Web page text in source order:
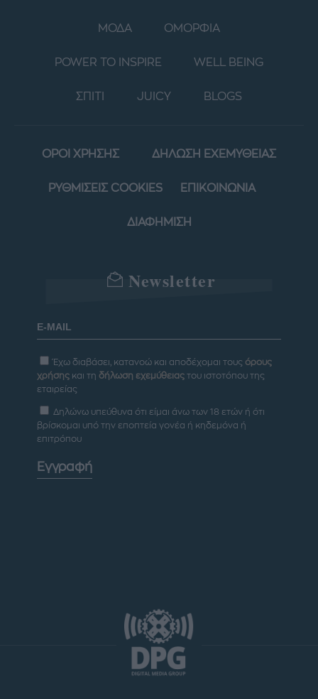
ΜΟΔΑ ΟΜΟΡΦΙΑ
POWER TO INSPIRE WELL BEING
ΣΠΙΤΙ JUICY BLOGS
ΟΡΟΙ ΧΡΗΣΗΣ ΔΗΛΩΣΗ ΕΧΕΜΥΘΕΙΑΣ
ΡΥΘΜΙΣΕΙΣ COOKIES ΕΠΙΚΟΙΝΩΝΙΑ
ΔΙΑΦΗΜΙΣΗ
Newsletter
Έχω διαβάσει, κατανοώ και αποδέχομαι τους όρους
χρήσης και τη δήλωση εχεμύθειας του ιστοτόπου της
εταιρείας
Δηλώνω υπεύθυνα ότι είμαι άνω των 18 ετών ή ότι
βρίσκομαι υπό την εποπτεία γονέα ή κηδεμόνα ή
επιτρόπου
Εγγραφή